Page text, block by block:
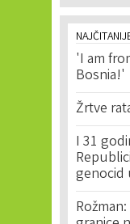
'I am
Bosnia!'
Žrtve
I 31
genocid